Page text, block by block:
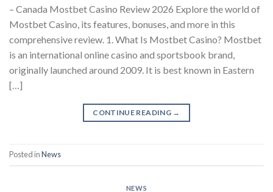
– Canada Mostbet Casino Review 2026 Explore the world of
Mostbet Casino, its features, bonuses, and more in this
comprehensive review. 1. What Is Mostbet Casino? Mostbet
is an international online casino and sportsbook brand,
originally launched around 2009. It is best known in Eastern
[…]
CONTINUE READING →
Posted inNews
NEWS